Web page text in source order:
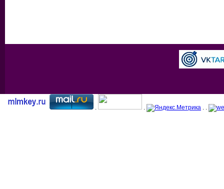
. . . .